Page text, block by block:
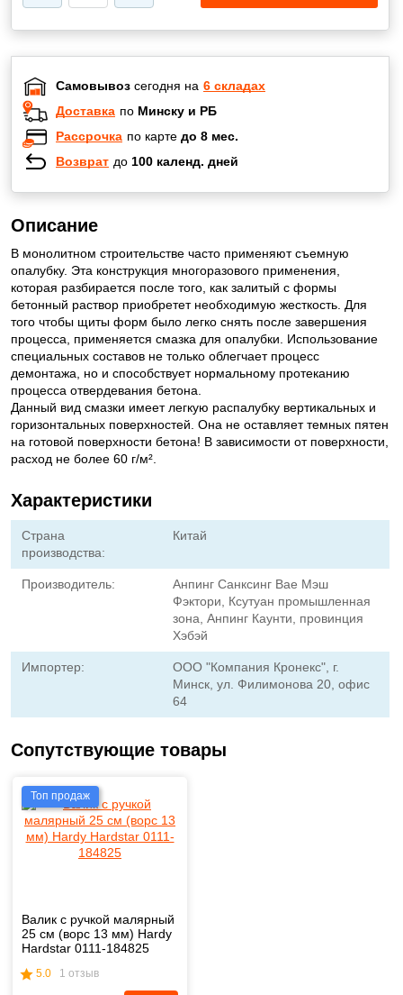
Самовывоз сегодня на 6 складах
Доставка по Минску и РБ
Рассрочка по карте до 8 мес.
Возврат до 100 календ. дней
Описание
В монолитном строительстве часто применяют съемную
опалубку. Эта конструкция многоразового применения,
которая разбирается после того, как залитый с формы
бетонный раствор приобретет необходимую жесткость. Для
того чтобы щиты форм было легко снять после завершения
процесса, применяется смазка для опалубки. Использование
специальных составов не только облегчает процесс
демонтажа, но и способствует нормальному протеканию
процесса отвердевания бетона.
Данный вид смазки имеет легкую распалубку вертикальных и
горизонтальных поверхностей. Она не оставляет темных пятен
на готовой поверхности бетона! В зависимости от поверхности,
расход не более 60 г/м².
Характеристики
Страна
производства:
Китай
Производитель:
Анпинг Санксинг Вае Мэш
Фэктори, Ксутуан промышленная
зона, Анпинг Каунти, провинция
Хэбэй
Импортер:
ООО "Компания Кронекс", г.
Минск, ул. Филимонова 20, офис
64
Сопутствующие товары
Топ продаж
Валик с ручкой малярный
25 см (ворс 13 мм) Hardy
Hardstar 0111-184825
5.0 1 отзыв